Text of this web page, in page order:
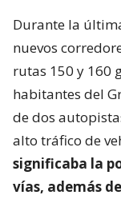
Durante la
nuevos
rutas 150 y 160
habitantes del
de dos
alto tráfico de
significaba la
vías, además